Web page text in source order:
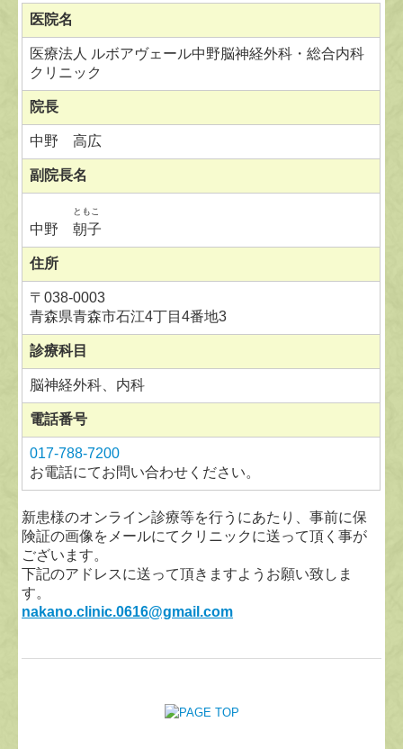
医院名
医療法人 ルボアヴェール中野脳神経外科・総合内科
クリニック
院長
中野 高広
副院長名
ともこ
中野朝子
住所
〒038-0003
青森県青森市石江4丁目4番地3
診療科目
脳神経外科、内科
電話番号
017-788-7200
お電話にてお問い合わせください。
新患様のオンライン診療等を行うにあたり、事前に保
険証の画像をメールにて クリニックに送って頂く事が
ございます。
下記のアドレスに送って頂きますようお願い致しま
す。
nakano.clinic.0616@gmail.com